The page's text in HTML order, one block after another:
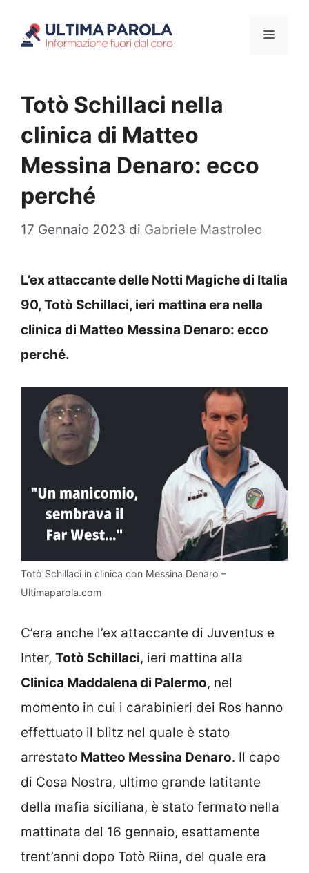
Menu
Totò Schillaci nella
clinica di Matteo
Messina Denaro: ecco
perché
17 Gennaio 2023 di Gabriele Mastroleo
L’ex attaccante delle Notti Magiche di Italia
90, Totò Schillaci, ieri mattina era nella
clinica di Matteo Messina Denaro: ecco
perché.
Totò Schillaci in clinica con Messina Denaro –
Ultimaparola.com
C’era anche l’ex attaccante di Juventus e
Inter, Totò Schillaci, ieri mattina alla
Clinica Maddalena di Palermo, nel
momento in cui i carabinieri dei Ros hanno
effettuato il blitz nel quale è stato
arrestato Matteo Messina Denaro. Il capo
di Cosa Nostra, ultimo grande latitante
della mafia siciliana, è stato fermato nella
mattinata del 16 gennaio, esattamente
trent’anni dopo Totò Riina, del quale era